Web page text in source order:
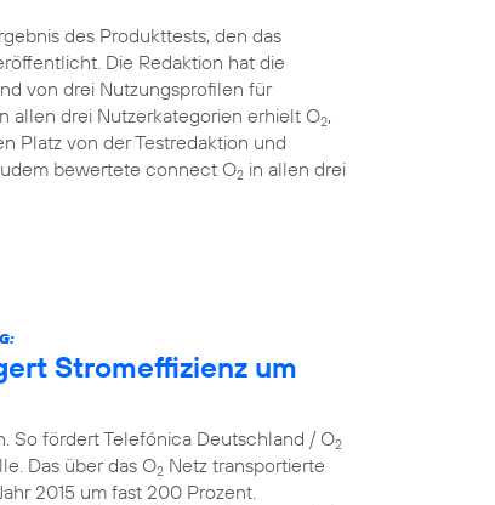
des Produkttests, den das
Die Redaktion hat die
von drei Nutzungsprofilen für
allen drei Nutzerkategorien erhielt O2,
Platz von der Testredaktion und
bewertete connect O2 in allen drei
Stromeffizienz um
So fördert Telefónica Deutschland / O2
Das über das O2 Netz transportierte
2015 um fast 200 Prozent.